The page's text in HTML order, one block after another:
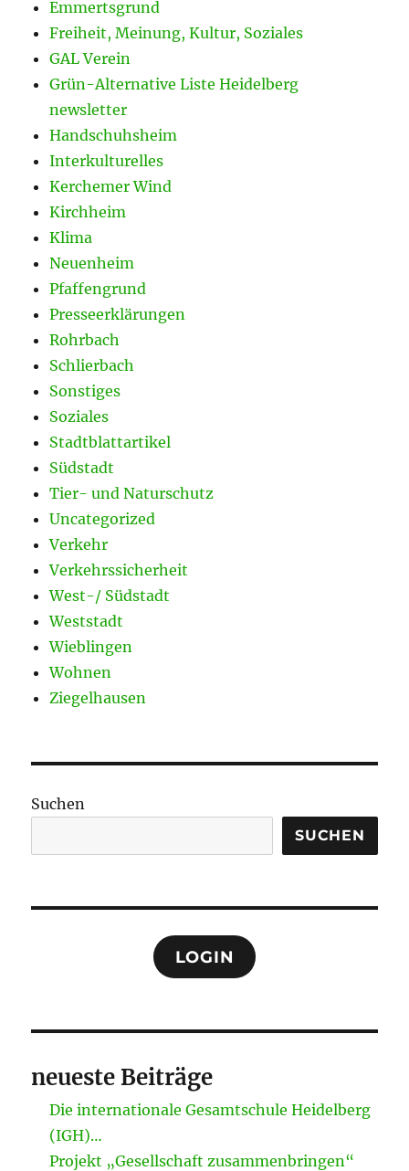
Emmertsgrund
Freiheit, Meinung, Kultur, Soziales
GAL Verein
Grün-Alternative Liste Heidelberg
newsletter
Handschuhsheim
Interkulturelles
Kerchemer Wind
Kirchheim
Klima
Neuenheim
Pfaffengrund
Presseerklärungen
Rohrbach
Schlierbach
Sonstiges
Soziales
Stadtblattartikel
Südstadt
Tier- und Naturschutz
Uncategorized
Verkehr
Verkehrssicherheit
West-/ Südstadt
Weststadt
Wieblingen
Wohnen
Ziegelhausen
Suchen
SUCHEN
LOGIN
neueste Beiträge
Die internationale Gesamtschule Heidelberg
(IGH)…
Projekt „Gesellschaft zusammenbringen“